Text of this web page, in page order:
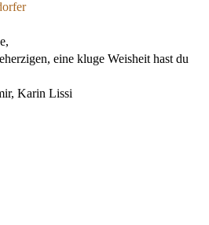
eine kluge Weisheit hast du
Karin Lissi